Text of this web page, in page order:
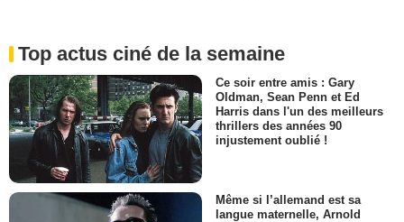
Top actus ciné de la semaine
Ce soir entre amis : Gary
Oldman, Sean Penn et Ed
Harris dans l'un des meilleurs
thrillers des années 90
injustement oublié !
Même si l’allemand est sa
langue maternelle, Arnold